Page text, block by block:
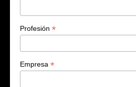
Profesión *
Empresa *